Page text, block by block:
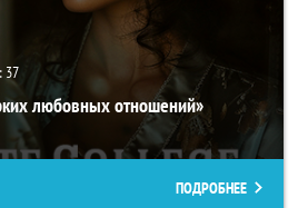
37
любовных отношений»
ПОДРОБНЕЕ